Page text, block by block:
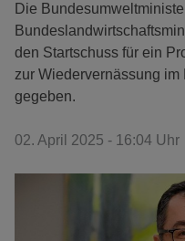
Die
den Startschuss für ein
zur Wiedervernässung
gegeben.
02. April 2025 - 16:04 Uhr